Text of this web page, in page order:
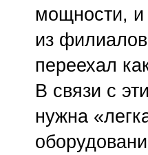
мощности, и
из
переехал
В связи с
нужна